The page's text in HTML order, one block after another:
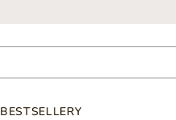
BESTSELLERY